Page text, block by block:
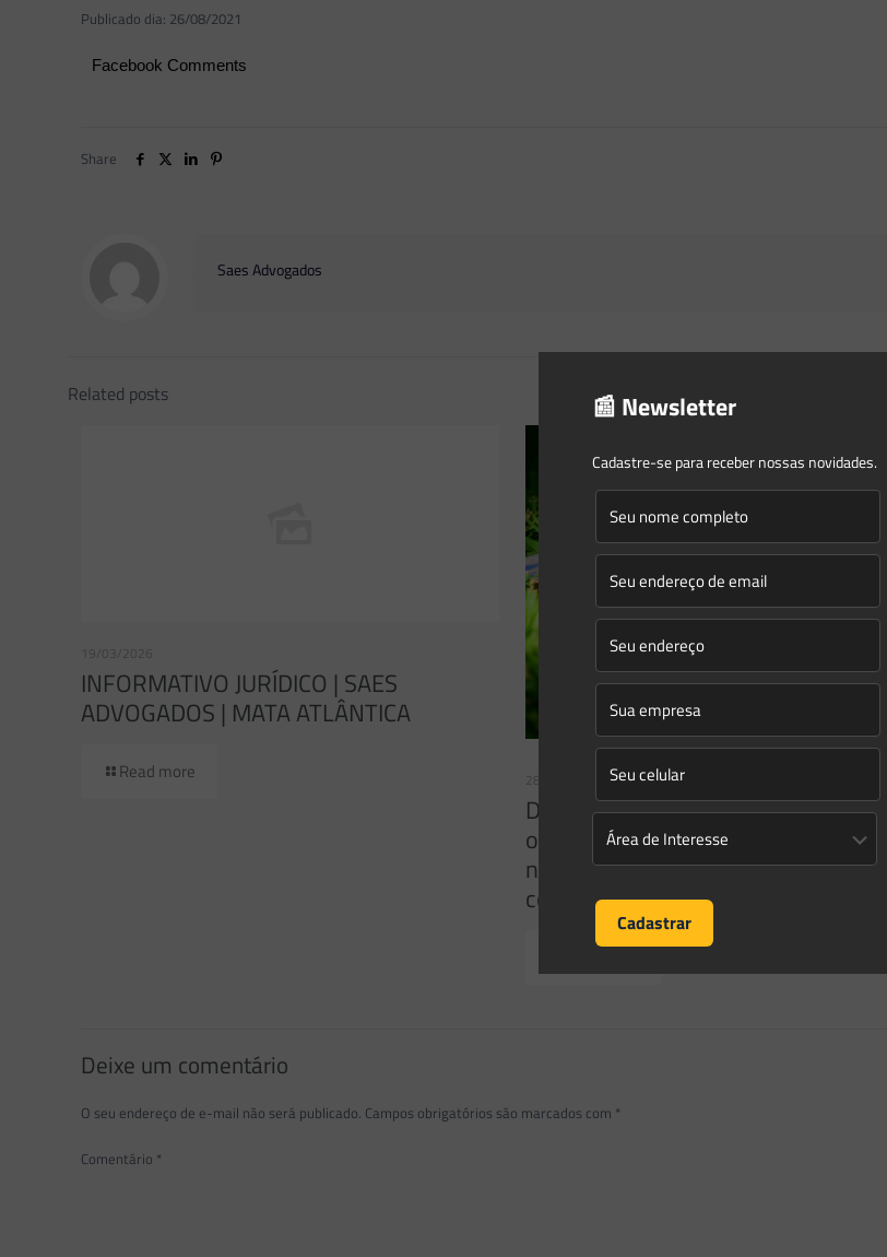
Publicado dia: 26/08/2021
Facebook Comments
Share
Saes Advogados
Related posts
19/03/2026
INFORMATIVO JURÍDICO | SAES
ADVOGADOS | MATA ATLÂNTICA
Read more 28/03/2025
Decisão de Relevância | STF reafirma:
obrigação de reparar dano ambiental
não prescreve, mesmo quando
convertida em indenização!
Deixe um comentário
O seu endereço de e-mail não será publicado. Campos obrigatórios são marcados com *
Comentário *
📰 Newsletter
Cadastre-se para receber nossas novidades.